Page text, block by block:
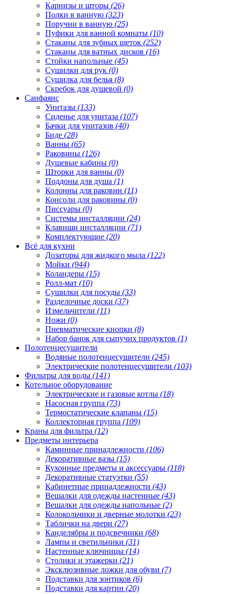
Карнизы и шторы (26)
Полки в ванную (323)
Поручни в ванную (25)
Пуфики для ванной комнаты (10)
Стаканы для зубных щеток (252)
Стаканы для ватных дисков (16)
Стойки напольные (45)
Сушилки для рук (0)
Сушилка для белья (8)
Скребок для душевой (0)
Санфаянс
Унитазы (133)
Сиденье для унитаза (107)
Бачки для унитазов (40)
Биде (28)
Ванны (65)
Раковины (126)
Душевые кабины (0)
Шторки для ванны (0)
Поддоны для душа (1)
Колонны для раковин (11)
Консоли для раковины (0)
Писсуары (0)
Системы инсталляции (24)
Клавиши инсталляции (71)
Комплектующие (20)
Всё для кухни
Дозаторы для жидкого мыла (122)
Мойки (944)
Коландеры (15)
Ролл-мат (10)
Сушилки для посуды (33)
Разделочные доски (37)
Измельчители (11)
Ножи (0)
Пневматические кнопки (8)
Набор банок для сыпучих продуктов (1)
Полотенцесушители
Водяные полотенцесушители (245)
Электрические полотенцесушители (103)
Фильтры для воды (141)
Котельное оборудование
Электрические и газовые котлы (18)
Насосная группа (73)
Термостатические клапаны (15)
Коллекторная группа (109)
Краны для фильтра (12)
Предметы интерьера
Каминные принадлежности (106)
Декоративные вазы (15)
Кухонные предметы и аксессуары (118)
Декоративные статуэтки (55)
Кабинетные принадлежности (43)
Вешалки для одежды настенные (43)
Вешалки для одежды напольные (2)
Колокольчики и дверные молотки (23)
Таблички на двери (27)
Канделябры и подсвечники (68)
Лампы и светильники (31)
Настенные ключницы (14)
Столики и этажерки (21)
Эксклюзивные ложки для обуви (7)
Подставки для зонтиков (6)
Подставки для картин (20)